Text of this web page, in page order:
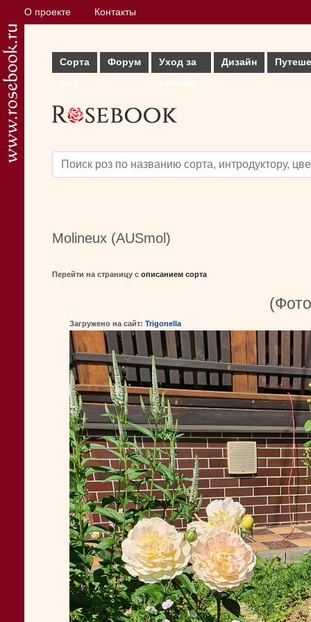
О проекте Контакты
Сорта
Форум
Уход за
Дизайн
Molineux (AUSmol)
Перейти на страницу с описанием сорта
Загружено на сайт: Trigonella